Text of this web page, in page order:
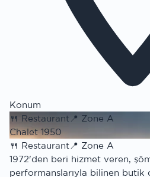
Konum
🍴 Restaurant 📍 Zone A
Chalet 1950
🍴 Restaurant📍 Zone A
1972'den beri hizmet veren,
performanslarıyla bilinen butik